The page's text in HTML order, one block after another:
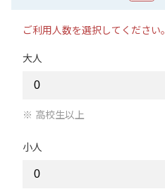
ご利用人数を選択してください。
大人
高校生以上
小人